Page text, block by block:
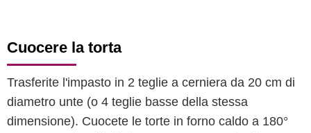
Cuocere la torta
Trasferite l'impasto in 2 teglie a cerniera da 20 cm di
diametro unte (o 4 teglie basse della stessa
dimensione). Cuocete le torte in forno caldo a 180°